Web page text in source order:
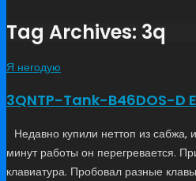
Tag Archives: 3q
Я негодую
3QNTP-Tank-B46DOS-D
Недавно купили неттоп из сабжа,
минут работы он перегревается.
клавиатура. Пробовал разные